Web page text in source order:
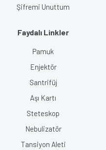
Şifremi Unuttum
Faydalı Linkler
Pamuk
Enjektör
Santrifüj
Aşı Kartı
Steteskop
Nebulizatör
Tansiyon Aleti